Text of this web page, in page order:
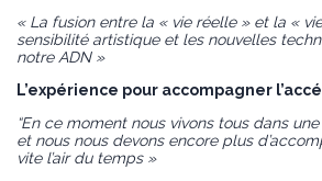
« La fusion entre la « vie réelle » et la «
sensibilité artistique et les nouvelles
notre ADN »
L’expérience pour accompagner
“En ce moment nous vivons tous dans
et nous nous devons encore plus
vite l’air du temps »